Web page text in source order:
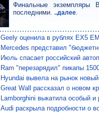
Финальные экземпляры
последними...далее
Geely оценила в рублях EX5
Mercedes представил
Июль спасает российский
Ram "перезарядил" пикапы
Hyundai вывела на рынок
Great Wall рассказал о новом
Lamborghini выкатила особый
Audi раскрыла подробности о